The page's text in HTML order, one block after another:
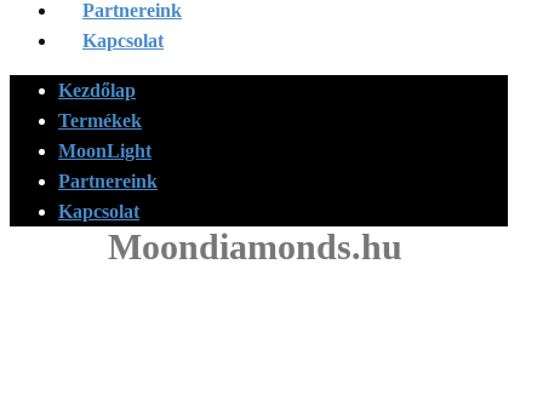
Partnereink
Kapcsolat
Kezdőlap
Termékek
MoonLight
Partnereink
Kapcsolat
Moondiamonds.hu